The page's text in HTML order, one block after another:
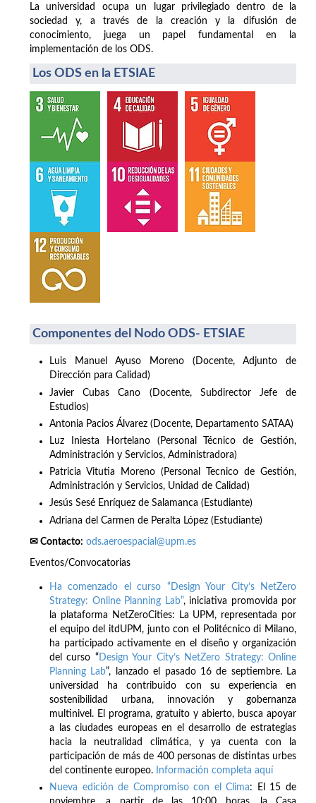
La universidad ocupa un lugar privilegiado dentro de la
sociedad y, a través de la creación y la difusión de
conocimiento, juega un papel fundamental en la
implementación de los ODS.
Los ODS en la ETSIAE
Componentes del Nodo ODS- ETSIAE
Luis Manuel Ayuso Moreno (Docente, Adjunto de
Dirección para Calidad)
Javier Cubas Cano (Docente, Subdirector Jefe de
Estudios)
Antonia Pacios Álvarez (Docente, Departamento SATAA)
Luz Iniesta Hortelano (Personal Técnico de Gestión,
Administración y Servicios, Administradora)
Patricia Vitutia Moreno (Personal Tecnico de Gestión,
Administración y Servicios, Unidad de Calidad)
Jesús Sesé Enríquez de Salamanca (Estudiante)
Adriana del Carmen de Peralta López (Estudiante)
✉ Contacto: ods.aeroespacial@upm.es
Eventos/Convocatorias
Ha comenzado el curso “Design Your City’s NetZero
Strategy: Online Planning Lab”, iniciativa promovida por
la plataforma NetZeroCities: La UPM, representada por
el equipo del itdUPM, junto con el Politécnico di Milano,
ha participado activamente en el diseño y organización
del curso “Design Your City’s NetZero Strategy: Online
Planning Lab”, lanzado el pasado 16 de septiembre. La
universidad ha contribuido con su experiencia en
sostenibilidad urbana, innovación y gobernanza
multinivel. El programa, gratuito y abierto, busca apoyar
a las ciudades europeas en el desarrollo de estrategias
hacia la neutralidad climática, y ya cuenta con la
participación de más de 400 personas de distintas urbes
del continente europeo.
Información completa aquí
Nueva edición de Compromiso con el Clima: El 15 de